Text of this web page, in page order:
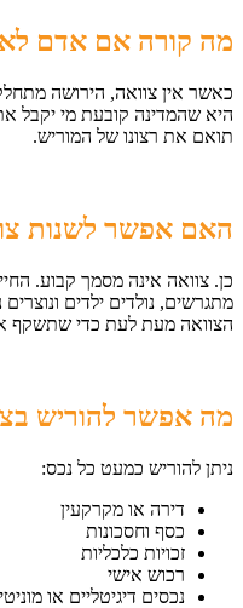
מה קורה אם אדם
כאשר אין צוואה, הירושה
היא שהמדינה קובעת מי יקבל
תואם את רצונו של המוריש.
האם אפשר לשנות
כן. צוואה אינה מסמך קבוע.
מתגרשים, נולדים ילדים
הצוואה מעת לעת כדי שתשקף
מה אפשר להוריש
ניתן להוריש כמעט כל נכס:
דירה או מקרקעין
כסף וחסכונות
זכויות כלכליות
רכוש אישי
נכסים דיגיטליים או